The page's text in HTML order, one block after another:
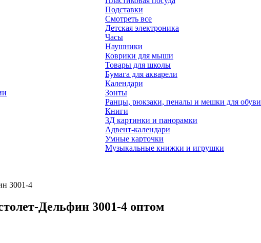
Подставки
Смотреть все
Детская электроника
Часы
Наушники
Коврики для мыши
Товары для школы
Бумага для акварели
Календари
Зонты
Ранцы, рюкзаки, пеналы и мешки для обуви
Книги
3Д картинки и панорамки
Адвент-календари
Умные карточки
Музыкальные книжки и игрушки
3001-4
Дельфин 3001-4 оптом